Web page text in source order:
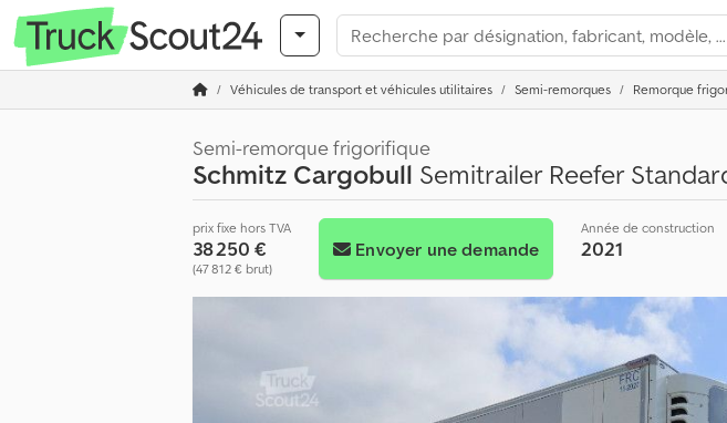
Véhicules de transport et véhicules utilitaires Semi-remorques Remorque
Semi-remorque frigorifique
Schmitz Cargobull Semitrailer Reefer
prix fixe hors TVA
38 250 €
(47 812 € brut)
Envoyer une demande
Année de construction
2021